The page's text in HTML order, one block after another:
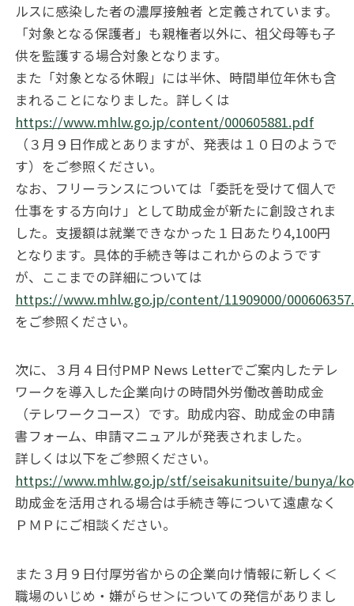
ルスに感染した者の濃厚接触者 と定義されています。
「対象となる保護者」も親権者以外に、祖父母等も子
供を監護する場合対象となります。
また「対象となる休暇」には半休、時間単位年休も含
まれることになりました。詳しくは
https://www.mhlw.go.jp/content/000605881.pdf
（３月９日作成とありますが、発表は１０日のようで
す）をご参照ください。
なお、フリーランスについては「委託を受けて個人で
仕事をする方向け」として助成金が新たに創設されま
した。支援額は就業できなかった１日あたり4,100円
となります。具体的手続き等はこれからのようです
が、ここまでの詳細については
https://www.mhlw.go.jp/content/11909000/
をご参照ください。
次に、３月４日付PMP News Letterでご案内したテレ
ワークを導入した企業向けの時間外労働改善助成金
（テレワークコース）です。助成内容、助成金の申請
書フォーム、申請マニュアルが発表されました。
詳しくは以下をご参照ください。
https://www.mhlw.go.jp/stf/seisakunitsuite/bunya/
助成金を活用される場合は手続き等について遠慮なく
ＰＭＰにご相談ください。
また３月９日付厚労省からの企業向け情報に新しく＜
職場のいじめ・嫌がらせ＞についての発信がありまし